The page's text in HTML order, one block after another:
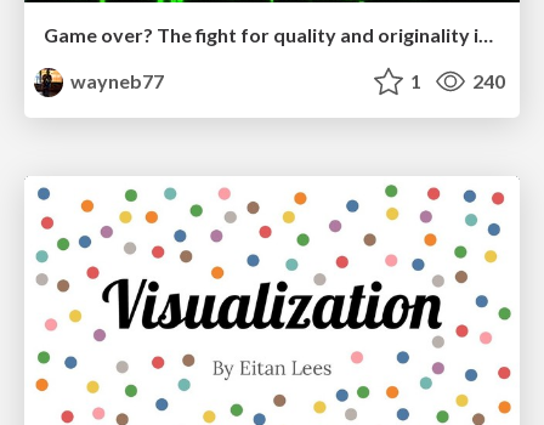
Game over? The fight for quality and originality in the time of robots
wayneb77
1 240